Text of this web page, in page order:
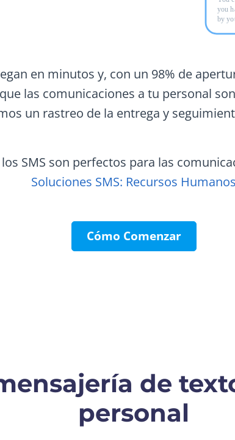
en minutos y, con un 98% de
las comunicaciones a tu personal
un rastreo de la entrega y
SMS son perfectos para las
Soluciones SMS: Recursos Humanos
Cómo Comenzar
de
personal